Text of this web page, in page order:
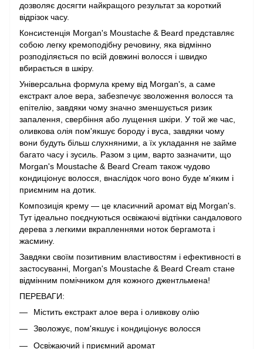
дозволяє досягти найкращого результат за короткий
відрізок часу.
Консистенція Morgan's Moustache & Beard представляє
собою легку кремоподібну речовину, яка відмінно
розподіляється по всій довжині волосся і швидко
вбирається в шкіру.
Універсальна формула крему від Morgan's, а саме
екстракт алое вера, забезпечує зволоження волосся та
епітелію, завдяки чому значно зменшується ризик
запалення, свербіння або лущення шкіри. У той же час,
оливкова олія пом'якшує бороду і вуса, завдяки чому
вони будуть більш слухняними, а їх укладання не займе
багато часу і зусиль. Разом з цим, варто зазначити, що
Morgan's Moustache & Beard Cream також чудово
кондиціонує волосся, внаслідок чого воно буде м'яким і
приємним на дотик.
Композиція крему — це класичний аромат від Morgan's.
Тут ідеально поєднуються освіжаючі відтінки сандалового
дерева з легкими вкрапленнями ноток бергамота і
жасмину.
Завдяки своїм позитивним властивостям і ефективності в
застосуванні, Morgan's Moustache & Beard Cream стане
відмінним помічником для кожного джентльмена!
ПЕРЕВАГИ:
Містить екстракт алое вера і оливкову олію
Зволожує, пом'якшує і кондиціонує волосся
Освіжаючий і приємний аромат